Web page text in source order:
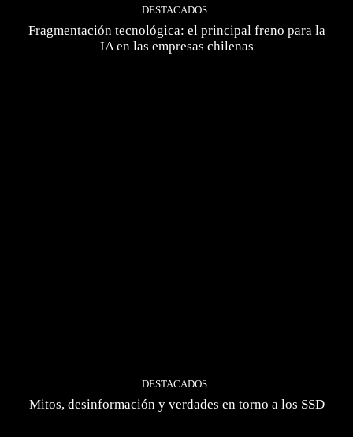
DESTACADOS
Fragmentación tecnológica: el principal freno para la
IA en las empresas chilenas
DESTACADOS
Mitos, desinformación y verdades en torno a los SSD